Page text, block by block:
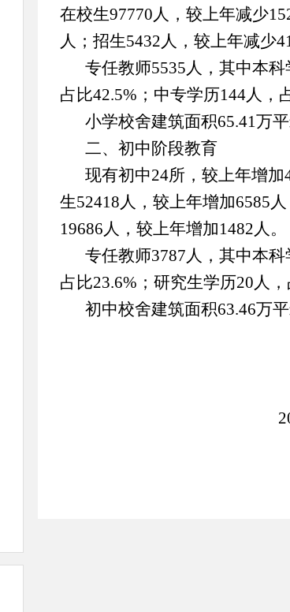
在校生97770人，较上年减少
人；招生5432人，较上年减少4
专任教师5535人，其中本科
占比42.5%；中专学历144人，
小学校舍建筑面积65.41万
二、初中阶段教育
现有初中24所，较上年增加
生52418人，较上年增加6585
19686人，较上年增加1482人。
专任教师3787人，其中本科
占比23.6%；研究生学历20人
初中校舍建筑面积63.46万